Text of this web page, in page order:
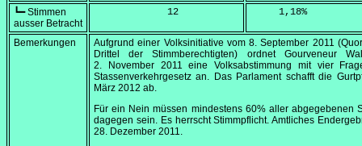
┗━ Stimmen
ausser Betracht
             12
     1,18
%
Bemerkungen Aufgrund einer Volksinitiative vom 8. September 2011
Drittel der Stimmberechtigten) ordnet Gourveneur
2. November 2011 eine Volksabstimmung mit vier
Stassenverkehrgesetz an. Das Parlament schafft die
März 2012 ab.
Für ein Nein müssen mindestens 60% aller abgegebenen
dagegen sein. Es herrscht Stimmpflicht. Amtliches
28. Dezember 2011.